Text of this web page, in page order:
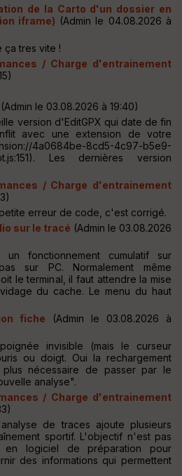
de la Carto d'un dossier en
iframe) (Admin le 04.08.2026 à
ça tres vite !
/ Charge d'entrainement
(Admin le 03.08.2026 à 19:40)
version d'EditGPX qui date de fin
avec une extension de votre
4a0684be-8cd5-4c97-b5e9-
Les dernières version
/ Charge d'entrainement
erreur de code, c'est corrigé.
sur le tracé (Admin le 03.08.2026
fonctionnement cumulatif sur
sur PC. Normalement même
le terminal, il faut attendre la mise
du cache. Le menu du haut
fiche (Admin le 03.08.2026 à
invisible (mais le curseur
ou doigt. Oui la rechargement
nécessaire de passer par le
analyse".
/ Charge d'entrainement
de traces ajoute plusieurs
sportif. L'objectif n'est pas
en logiciel de préparation pour
des informations qui permettent